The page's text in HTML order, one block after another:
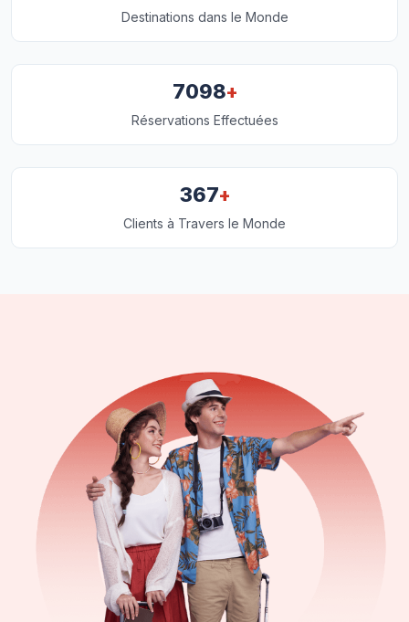
Destinations dans le Monde
7098+
Réservations Effectuées
367+
Clients à Travers le Monde